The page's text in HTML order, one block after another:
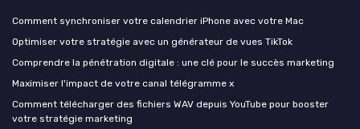
Comment synchroniser votre calendrier iPhone avec votre Mac
Optimiser votre stratégie avec un générateur de vues TikTok
Comprendre la pénétration digitale : une clé pour le succès marketing
Maximiser l'impact de votre canal télégramme x
Comment télécharger des fichiers WAV depuis YouTube pour booster
votre stratégie marketing